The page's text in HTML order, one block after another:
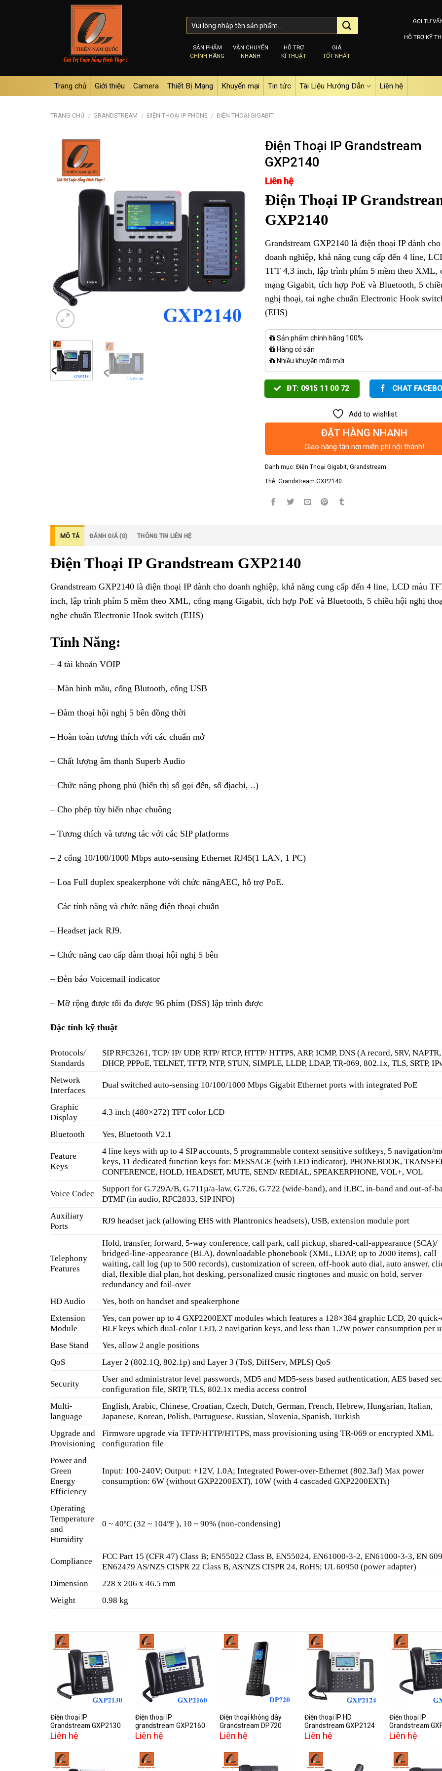
SẢN PHẨM
CHÍNH HÃNG
VẬN CHUYỂN
NHANH
HỖ TRỢ
KĨ THUẬT
GIÁ
TỐT NHẤT
GỌI TƯ
HỖ TRỢ KỸ
Trang chủ Giới thiệu Camera Thiết Bị Mạng Khuyến mại Tin tức Tài Liệu Hướng Dẫn Liên hệ
TRANG CHỦ / GRANDSTREAM / ĐIỆN THOẠI IP PHONE / ĐIỆN THOẠI GIGABIT
Điện Thoại IP Grandstream
GXP2140
Liên hệ
Điện Thoại IP
GXP2140
Grandstream GXP2140 là điện thoại IP dành cho
doanh nghiệp, khả năng cung cấp đến 4 line,
TFT 4,3 inch, lập trình phím 5 mềm theo XML,
mạng Gigabit, tích hợp PoE và Bluetooth, 5
nghị thoại, tai nghe chuẩn Electronic Hook
(EHS)
Sản phẩm chính hãng 100%
Hàng có sẵn
Nhiều khuyến mãi mới
ĐT: 0915 11 00 72 CHAT
Add to wishlist
ĐẶT HÀNG NHANH
Giao hàng tận nơi miễn phí nội thành!
Danh mục: Điện Thoại Gigabit, Grandstream
Thẻ: Grandstream GXP2140
MÔ TẢ ĐÁNH GIÁ (0) THÔNG TIN LIÊN HỆ
Điện Thoại IP Grandstream GXP2140
Grandstream GXP2140 là điện thoại IP dành cho doanh nghiệp, khả năng cung cấp đến 4 line, LCD màu
inch, lập trình phím 5 mềm theo XML, cổng mạng Gigabit, tích hợp PoE và Bluetooth, 5 chiều hội nghị
nghe chuẩn Electronic Hook switch (EHS)
Tính Năng:
– 4 tài khoản VOIP
– Màn hình mầu, cổng Blutooth, cổng USB
– Đàm thoại hội nghị 5 bên đồng thời
– Hoàn toàn tương thích với các chuẩn mở
– Chất lượng âm thanh Superb Audio
– Chức năng phong phú (hiển thị số gọi đến, sổ địachỉ, ..)
– Cho phép tùy biến nhạc chuông
– Tương thích và tương tác với các SIP platforms
– 2 cổng 10/100/1000 Mbps auto-sensing Ethernet RJ45(1 LAN, 1 PC)
– Loa Full duplex speakerphone với chức năngAEC, hỗ trợ PoE.
– Các tính năng và chức năng điện thoại chuẩn
– Headset jack RJ9.
– Chức năng cao cấp đàm thoại hội nghị 5 bên
– Đèn báo Voicemail indicator
– Mỡ rộng được tối đa được 96 phím (DSS) lập trình được
Đặc tính kỹ thuật
Protocols/
Standards
SIP RFC3261, TCP/ IP/ UDP, RTP/ RTCP, HTTP/ HTTPS, ARP, ICMP, DNS (A record, SRV, NAPTR,
DHCP, PPPoE, TELNET, TFTP, NTP, STUN, SIMPLE, LLDP, LDAP, TR-069, 802.1x, TLS, SRTP,
Network
Interfaces
Dual switched auto-sensing 10/100/1000 Mbps Gigabit Ethernet ports with integrated PoE
Graphic
Display
4.3 inch (480×272) TFT color LCD
Bluetooth Yes, Bluetooth V2.1
Feature
Keys
4 line keys with up to 4 SIP accounts, 5 programmable context sensitive softkeys, 5 navigation/
keys, 11 dedicated function keys for: MESSAGE (with LED indicator), PHONEBOOK,
CONFERENCE, HOLD, HEADSET, MUTE, SEND/ REDIAL, SPEAKERPHONE, VOL+, VOL
Voice Codec
Support for G.729A/B, G.711µ/a-law, G.726, G.722 (wide-band), and iLBC, in-band and out-of-
DTMF (in audio, RFC2833, SIP INFO)
Auxiliary
Ports
RJ9 headset jack (allowing EHS with Plantronics headsets), USB, extension module port
Telephony
Features
Hold, transfer, forward, 5-way conference, call park, call pickup, shared-call-appearance (SCA)/
bridged-line-appearance (BLA), downloadable phonebook (XML, LDAP, up to 2000 items), call
waiting, call log (up to 500 records), customization of screen, off-hook auto dial, auto answer,
dial, flexible dial plan, hot desking, personalized music ringtones and music on hold, server
redundancy and fail-over
HD Audio
Yes, both on handset and speakerphone
Extension
Module
Yes, can power up to 4 GXP2200EXT modules which features a 128×384 graphic LCD, 20
BLF keys which dual-color LED, 2 navigation keys, and less than 1.2W power consumption per
Base Stand
Yes, allow 2 angle positions
QoS
Layer 2 (802.1Q, 802.1p) and Layer 3 (ToS, DiffServ, MPLS) QoS
Security
User and administrator level passwords, MD5 and MD5-sess based authentication, AES based
configuration file, SRTP, TLS, 802.1x media access control
Multi-
language
English, Arabic, Chinese, Croatian, Czech, Dutch, German, French, Hebrew, Hungarian, Italian,
Japanese, Korean, Polish, Portuguese, Russian, Slovenia, Spanish, Turkish
Upgrade and
Provisioning
Firmware upgrade via TFTP/HTTP/HTTPS, mass provisioning using TR-069 or encrypted XML
configuration file
Power and
Green
Energy
Efficiency
Input: 100-240V; Output: +12V, 1.0A; Integrated Power-over-Ethernet (802.3af) Max power
consumption: 6W (without GXP2200EXT), 10W (with 4 cascaded GXP2200EXTs)
Operating
Temperature
and
Humidity
0 ~ 40ºC (32 ~ 104ºF ), 10 ~ 90% (non-condensing)
Compliance
FCC Part 15 (CFR 47) Class B; EN55022 Class B, EN55024, EN61000-3-2, EN61000-3-3, EN
EN62479 AS/NZS CISPR 22 Class B, AS/NZS CISPR 24, RoHS; UL 60950 (power adapter)
Dimension
228 x 206 x 46.5 mm
Weight
0.98 kg
Add to
wishlist
Điện thoại IP
Grandstream GXP2130
Liên hệ
Add to
wishlist
Điện thoại IP
grandstream GXP2160
Liên hệ
Điện thoại không dây
Grandstream DP720
Liên hệ
Add to
wishlist
Điện thoại IP HD
Grandstream GXP2124
Liên hệ
Điện thoại IP
Grandstream
Liên hệ